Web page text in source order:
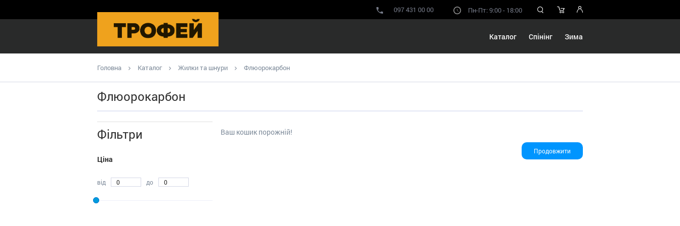
097 431 00 00 Пн-Пт: 9:00 - 18:00
Каталог Спінінг Зима
Головна Каталог Жилки та шнури Флюорокарбон
Флюорокарбон
Фільтри
Ціна
від до
Ваш кошик порожній!
Продовжити